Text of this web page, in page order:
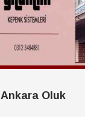
Ankara Oluk